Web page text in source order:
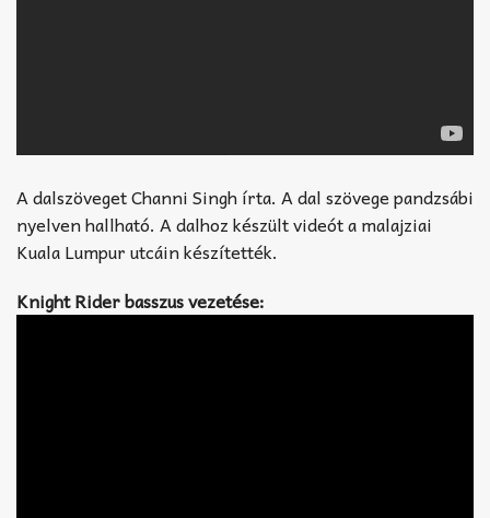
A dalszöveget Channi Singh írta. A dal szövege pandzsábi
nyelven hallható. A dalhoz készült videót a malajziai
Kuala Lumpur utcáin készítették.
Knight Rider basszus vezetése: